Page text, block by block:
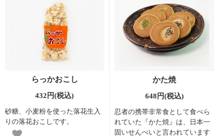
らっかおこし
432円(税込)
砂糖、小麦粉を使った落花生入
りの落花おこしです。
かた焼
648円(税込)
忍者の携帯非常食として食べら
れていた『かた焼』は、日本一
固いせんべいと言われています